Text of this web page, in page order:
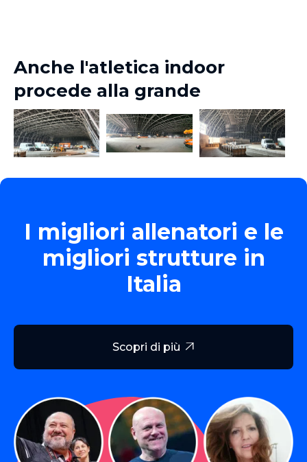
Anche l'atletica indoor
procede alla grande
I migliori allenatori e le
migliori strutture in
Italia
Scopri di più 